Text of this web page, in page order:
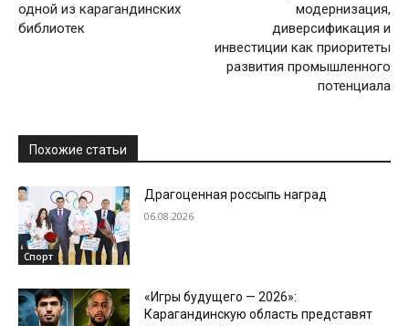
одной из карагандинских
библиотек
модернизация,
диверсификация и
инвестиции как приоритеты
развития промышленного
потенциала
Похожие статьи
Спорт
Драгоценная россыпь наград
06.08.2026
«Игры будущего — 2026»:
Карагандинскую область представят